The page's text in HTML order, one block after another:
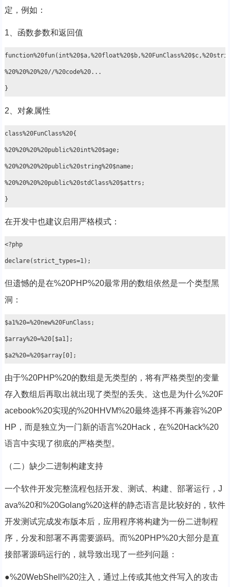
定，例如：
1、函数参数和返回值
%20%20%20%20//%20code%20...
2、对象属性
class%20FunClass%20{
%20%20%20%20public%20int%20$age;
%20%20%20%20public%20string%20$name;
%20%20%20%20public%20stdClass%20$attrs;
在开发中也建议启用严格模式：
<?php
但遗憾的是在%20PHP%20最常用的数组依然是一个类型黑
洞：
$a1%20=%20new%20FunClass;
$array%20=%20[$a1];
由于%20PHP%20的数组是无类型的，将有严格类型的变量
存入数组后再取出就出现了类型的丢失。这也是为什么%20F
acebook%20实现的%20HHVM%20最终选择不再兼容%20P
HP，而是独立为一门新的语言%20Hack，在%20Hack%20
语言中实现了彻底的严格类型。
（二）缺少二进制构建支持
一个软件开发完整流程包括开发、测试、构建、部署运行，J
ava%20和%20Golang%20这样的静态语言是比较好的，软件
开发测试完成发布版本后，应用程序将构建为一份二进制程
序，分发和部署不再需要源码。而%20PHP%20大部分是直
接部署源码运行的，就导致出现了一些列问题：
●%20WebShell%20注入，通过上传或其他文件写入的攻击